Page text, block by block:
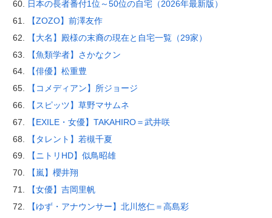
日本の長者番付1位～50位の自宅（2026年最新版）
【ZOZO】前澤友作
【大名】殿様の末裔の現在と自宅一覧（29家）
【魚類学者】さかなクン
【俳優】松重豊
【コメディアン】所ジョージ
【スピッツ】草野マサムネ
【EXILE・女優】TAKAHIRO＝武井咲
【タレント】若槻千夏
【ニトリHD】似鳥昭雄
【嵐】櫻井翔
【女優】吉岡里帆
【ゆず・アナウンサー】北川悠仁＝高島彩